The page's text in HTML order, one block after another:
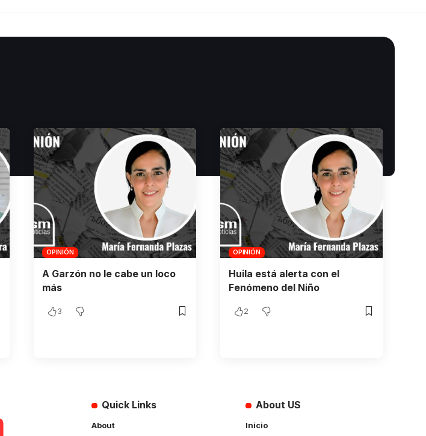
OPINIÓN
A Garzón no le cabe un loco
más
3
OPINIÓN
Huila está alerta con el
Fenómeno del Niño
2
Quick Links
About
About US
Inicio